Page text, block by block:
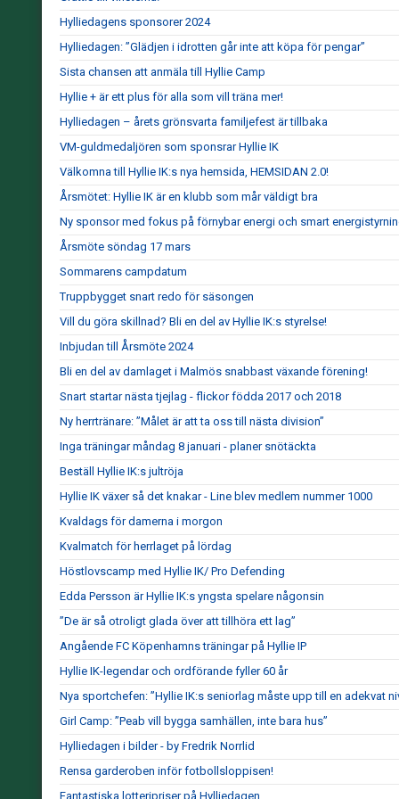
Hylliedagens sponsorer 2024
Hylliedagen: ”Glädjen i idrotten går inte att köpa för pengar”
Sista chansen att anmäla till Hyllie Camp
Hyllie + är ett plus för alla som vill träna mer!
Hylliedagen – årets grönsvarta familjefest är tillbaka
VM-guldmedaljören som sponsrar Hyllie IK
Välkomna till Hyllie IK:s nya hemsida, HEMSIDAN 2.0!
Årsmötet: Hyllie IK är en klubb som mår väldigt bra
Ny sponsor med fokus på förnybar energi och smart
Årsmöte söndag 17 mars
Sommarens campdatum
Truppbygget snart redo för säsongen
Vill du göra skillnad? Bli en del av Hyllie IK:s styrelse!
Inbjudan till Årsmöte 2024
Bli en del av damlaget i Malmös snabbast växande förening!
Snart startar nästa tjejlag - flickor födda 2017 och 2018
Ny herrtränare: ”Målet är att ta oss till nästa division”
Inga träningar måndag 8 januari - planer snötäckta
Beställ Hyllie IK:s jultröja
Hyllie IK växer så det knakar - Line blev medlem nummer 1000
Kvaldags för damerna i morgon
Kvalmatch för herrlaget på lördag
Höstlovscamp med Hyllie IK/ Pro Defending
Edda Persson är Hyllie IK:s yngsta spelare någonsin
”De är så otroligt glada över att tillhöra ett lag”
Angående FC Köpenhamns träningar på Hyllie IP
Hyllie IK-legendar och ordförande fyller 60 år
Nya sportchefen: ”Hyllie IK:s seniorlag måste upp till en adekvat
Girl Camp: ”Peab vill bygga samhällen, inte bara hus”
Hylliedagen i bilder - by Fredrik Norrlid
Rensa garderoben inför fotbollsloppisen!
Fantastiska lotteripriser på Hylliedagen